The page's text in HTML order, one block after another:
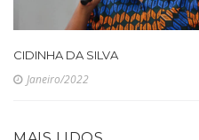
CIDINHA DA SILVA
Janeiro/2022